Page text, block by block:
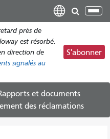
près de
est résorbé.
direction de
signalés au
S'abonner
et documents
des réclamations